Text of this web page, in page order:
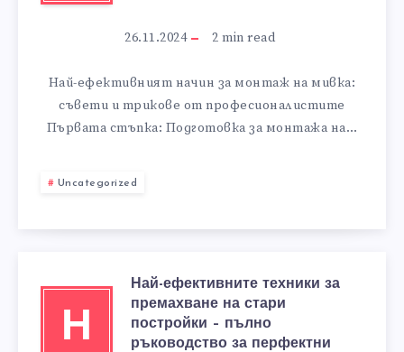
26.11.2024 2 min read
Най-ефективният начин за монтаж на мивка:
съвети и трикове от професионалистите
Първата стъпка: Подготовка за монтажа на…
Uncategorized
Н
Най-ефективните техники за
премахване на стари
постройки – пълно
ръководство за перфектни